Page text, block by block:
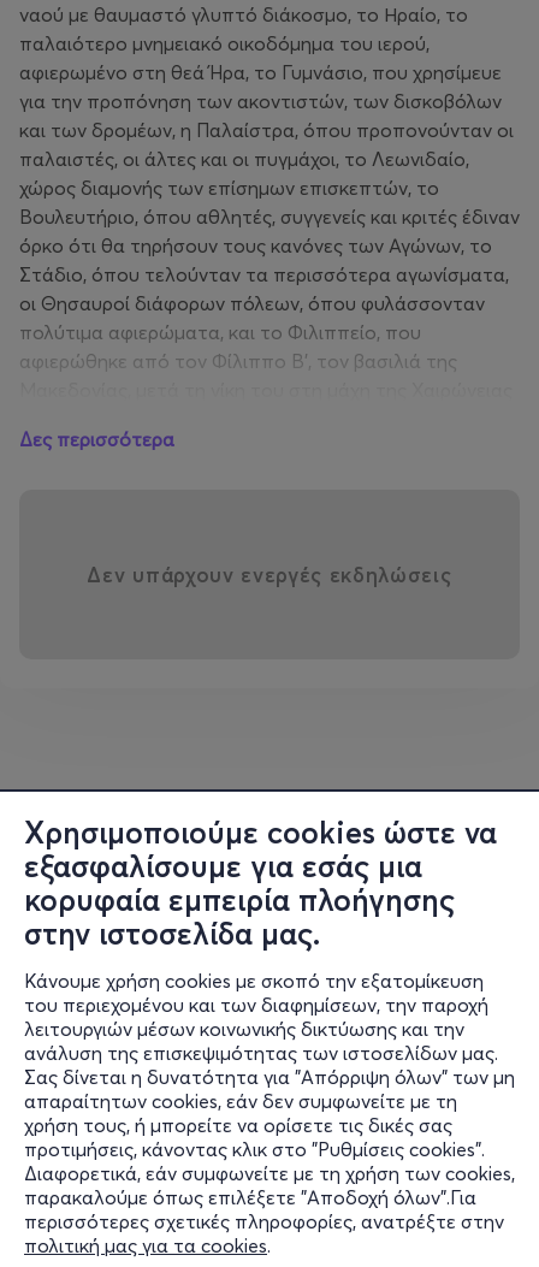
Χρησιμοποιούμε cookies ώστε να
εξασφαλίσουμε για εσάς μια
κορυφαία εμπειρία πλοήγησης
στην ιστοσελίδα μας.
Κάνουμε χρήση cookies με σκοπό την εξατομίκευση
του περιεχομένου και των διαφημίσεων, την παροχή
λειτουργιών μέσων κοινωνικής δικτύωσης και την
ανάλυση της επισκεψιμότητας των ιστοσελίδων μας.
Σας δίνεται η δυνατότητα για "Απόρριψη όλων" των μη
απαραίτητων cookies, εάν δεν συμφωνείτε με τη
χρήση τους, ή μπορείτε να ορίσετε τις δικές σας
προτιμήσεις, κάνοντας κλικ στο "Ρυθμίσεις cookies".
Διαφορετικά, εάν συμφωνείτε με τη χρήση των cookies,
παρακαλούμε όπως επιλέξετε "Αποδοχή όλων".Για
περισσότερες σχετικές πληροφορίες, ανατρέξτε στην
πολιτική μας για τα cookies.
ναού με θαυμαστό γλυπτό διάκοσμο, το Ηραίο, το
παλαιότερο μνημειακό οικοδόμημα του ιερού,
αφιερωμένο στη θεά Ήρα, το Γυμνάσιο, που χρησίμευε
για την προπόνηση των ακοντιστών, των δισκοβόλων
και των δρομέων, η Παλαίστρα, όπου προπονούνταν οι
παλαιστές, οι άλτες και οι πυγμάχοι, το Λεωνιδαίο,
χώρος διαμονής των επίσημων επισκεπτών, το
Βουλευτήριο, όπου αθλητές, συγγενείς και κριτές έδιναν
όρκο ότι θα τηρήσουν τους κανόνες των Αγώνων, το
Στάδιο, όπου τελούνταν τα περισσότερα αγωνίσματα,
οι Θησαυροί διάφορων πόλεων, όπου φυλάσσονταν
πολύτιμα αφιερώματα, και το Φιλιππείο, που
αφιερώθηκε από τον Φίλιππο Β', τον βασιλιά της
Δες περισσότερα
Δεν υπάρχουν ενεργές εκδηλώσεις
Πληροφορίες
Υποστήριξη
Stay Connected